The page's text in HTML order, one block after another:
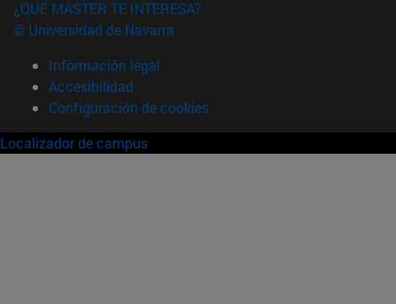
¿QUÉ MÁSTER TE INTERESA?
© Universidad de Navarra
Información legal
Accesibilidad
Configuración de cookies
Localizador de campus